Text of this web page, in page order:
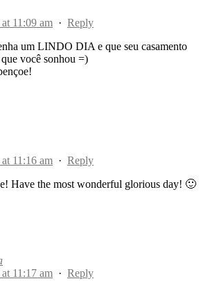
11:09 am · Reply
um LINDO DIA e que seu casamento
você sonhou =)
11:16 am · Reply
Have the most wonderful glorious day! 🙂
11:17 am · Reply